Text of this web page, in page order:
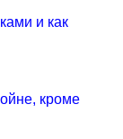
и как
кроме